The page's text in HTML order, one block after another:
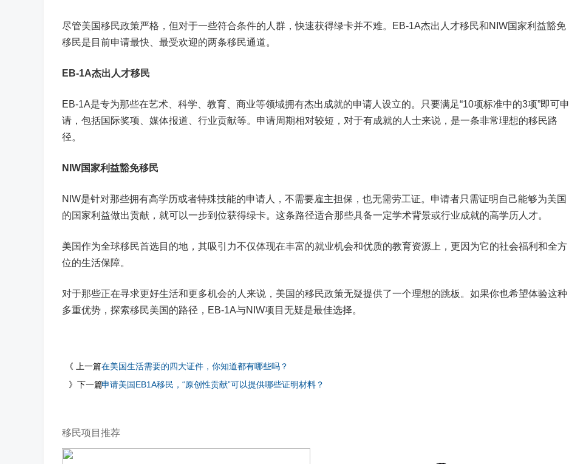
尽管美国移民政策严格，但对于一些符合条件的人群，快速获得绿卡并不难。EB-1A杰出人才移民和NIW国家利益豁免
移民是目前申请最快、最受欢迎的两条移民通道。
EB-1A杰出人才移民
EB-1A是专为那些在艺术、科学、教育、商业等领域拥有杰出成就的申请人设立的。只要满足“10项标准中的3项”即可申
请，包括国际奖项、媒体报道、行业贡献等。申请周期相对较短，对于有成就的人士来说，是一条非常理想的移民路
径。
NIW国家利益豁免移民
NIW是针对那些拥有高学历或者特殊技能的申请人，不需要雇主担保，也无需劳工证。申请者只需证明自己能够为美国
的国家利益做出贡献，就可以一步到位获得绿卡。这条路径适合那些具备一定学术背景或行业成就的高学历人才。
美国作为全球移民首选目的地，其吸引力不仅体现在丰富的就业机会和优质的教育资源上，更因为它的社会福利和全方
位的生活保障。
对于那些正在寻求更好生活和更多机会的人来说，美国的移民政策无疑提供了一个理想的跳板。如果你也希望体验这种
多重优势，探索移民美国的路径，EB-1A与NIW项目无疑是最佳选择。
《 上一篇在美国生活需要的四大证件，你知道都有哪些吗？
》下一篇申请美国EB1A移民，“原创性贡献”可以提供哪些证明材料？
移民项目推荐